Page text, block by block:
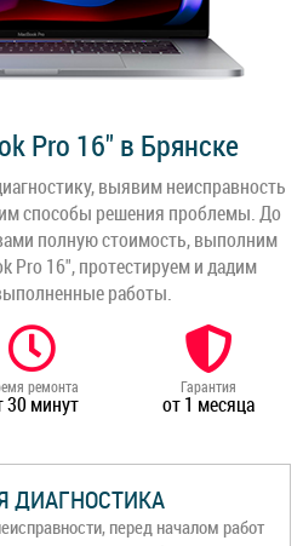
Pro 16" в Брянске
выявим неисправность
способы решения проблемы. До
полную стоимость, выполним
Pro 16", протестируем и дадим
работы.
ремонта
30 минут
Гарантия
от 1 месяца
ДИАГНОСТИКА
перед началом работ